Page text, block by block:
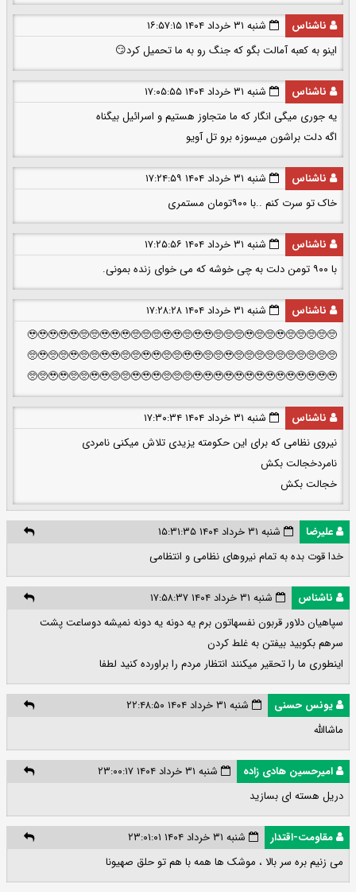
ناشناس
شنبه ۳۱ خرداد ۱۴۰۴ ۱۶:۵۷:۱۵
اینو به کعبه آمالت بگو که جنگ رو به ما تحمیل کرد😏
ناشناس
شنبه ۳۱ خرداد ۱۴۰۴ ۱۷:۰۵:۵۵
یه جوری میگی انگار که ما متجاوز هستیم و اسرائیل بیگناه
اگه دلت براشون میسوزه برو تل آویو
ناشناس
شنبه ۳۱ خرداد ۱۴۰۴ ۱۷:۲۴:۵۹
خاک تو سرت کنم ..با ۹۰۰تومان مستمری
ناشناس
شنبه ۳۱ خرداد ۱۴۰۴ ۱۷:۲۵:۵۶
با ۹۰۰ تومن دلت به چی خوشه که می خوای زنده بمونی.
ناشناس
شنبه ۳۱ خرداد ۱۴۰۴ ۱۷:۲۸:۲۸
🥺🥺🥺🥺🥹🥹🥹🥹🥹🥺🥺🥹🥹🥹🥺🥺🥺🥹🥹🥺🥹🥹🥺🥺🥺🥹🥺🥺🥹🥺
🥺🥹🥺🥺🥹🥺🥺🥹🥹🥺🥺🥹🥹🥺🥺🥹🥹🥺🥺🥹🥺🥺🥺🥺🥺🥺🥺🥺🥺🥺
🥺🥺🥹🥹🥺🥺🥹🥹🥺🥺🥹🥹🥹🥺🥺🥺🥹🥹🥹🥹🥹🥹🥹🥹🥹🥹🥹🥹🥹🥹
ناشناس
شنبه ۳۱ خرداد ۱۴۰۴ ۱۷:۳۰:۳۴
نیروی نظامی که برای این حکومته یزیدی تلاش میکنی نامردی
نامردخجالت بکش
خجالت بکش
علیرضا
شنبه ۳۱ خرداد ۱۴۰۴ ۱۵:۳۱:۳۵
خدا قوت بده به تمام نیروهای نظامی و انتظامی
ناشناس
شنبه ۳۱ خرداد ۱۴۰۴ ۱۷:۵۸:۳۷
سپاهیان دلاور قربون نفسهاتون برم یه دونه یه دونه نمیشه دوساعت پشت
سرهم بکوبید بیفتن به غلط کردن
اینطوری ما را تحقیر میکنند انتظار مردم را براورده کنید لطفا
یونس حسنی
شنبه ۳۱ خرداد ۱۴۰۴ ۲۲:۴۸:۵۰
ماشاالله
امیرحسین هادی زاده
شنبه ۳۱ خرداد ۱۴۰۴ ۲۳:۰۰:۱۷
دریل هسته ای بسازید
مقاومت-اقتدار
شنبه ۳۱ خرداد ۱۴۰۴ ۲۳:۰۱:۰۱
می زنیم بره سر بالا ، موشک ها همه با هم تو حلق صهیونا